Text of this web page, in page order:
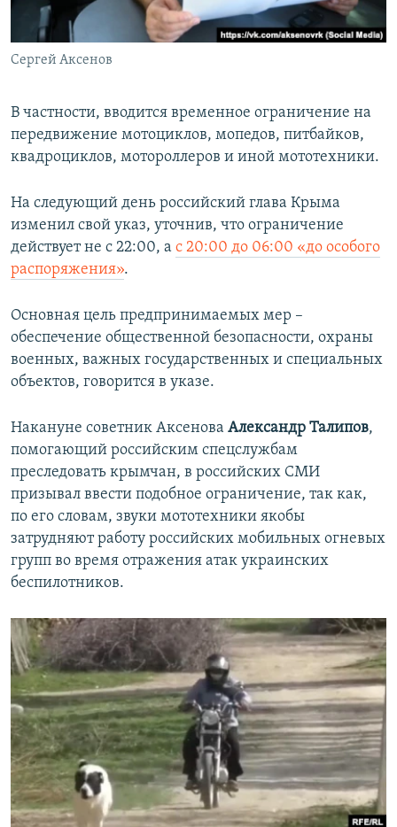
Сергей Аксенов
В частности, вводится временное ограничение на
передвижение мотоциклов, мопедов, питбайков,
квадроциклов, мотороллеров и иной мототехники.
На следующий день российский глава Крыма
изменил свой указ, уточнив, что ограничение
действует не с 22:00, а с 20:00 до 06:00 «до особого
распоряжения».
Основная цель предпринимаемых мер –
обеспечение общественной безопасности, охраны
военных, важных государственных и специальных
объектов, говорится в указе.
Накануне советник Аксенова Александр Талипов,
помогающий российским спецслужбам
преследовать крымчан, в российских СМИ
призывал ввести подобное ограничение, так как,
по его словам, звуки мототехники якобы
затрудняют работу российских мобильных огневых
групп во время отражения атак украинских
беспилотников.